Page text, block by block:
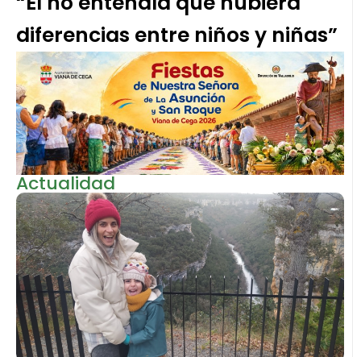
diferencias entre niños y niñas”
Actualidad